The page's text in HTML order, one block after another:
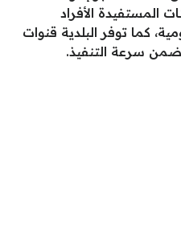
الأفراد
كما توفر البلدية قنوات
سرعة التنفيذ.